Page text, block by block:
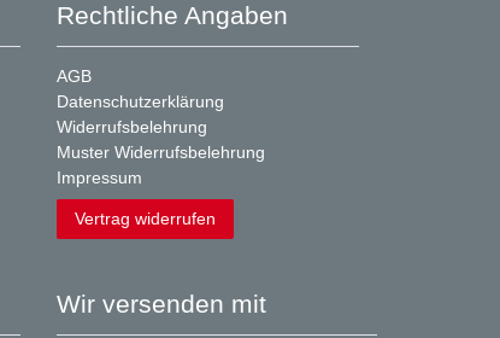
Rechtliche Angaben
AGB
Datenschutzerklärung
Widerrufsbelehrung
Muster Widerrufsbelehrung
Impressum
Vertrag widerrufen
Wir versenden mit